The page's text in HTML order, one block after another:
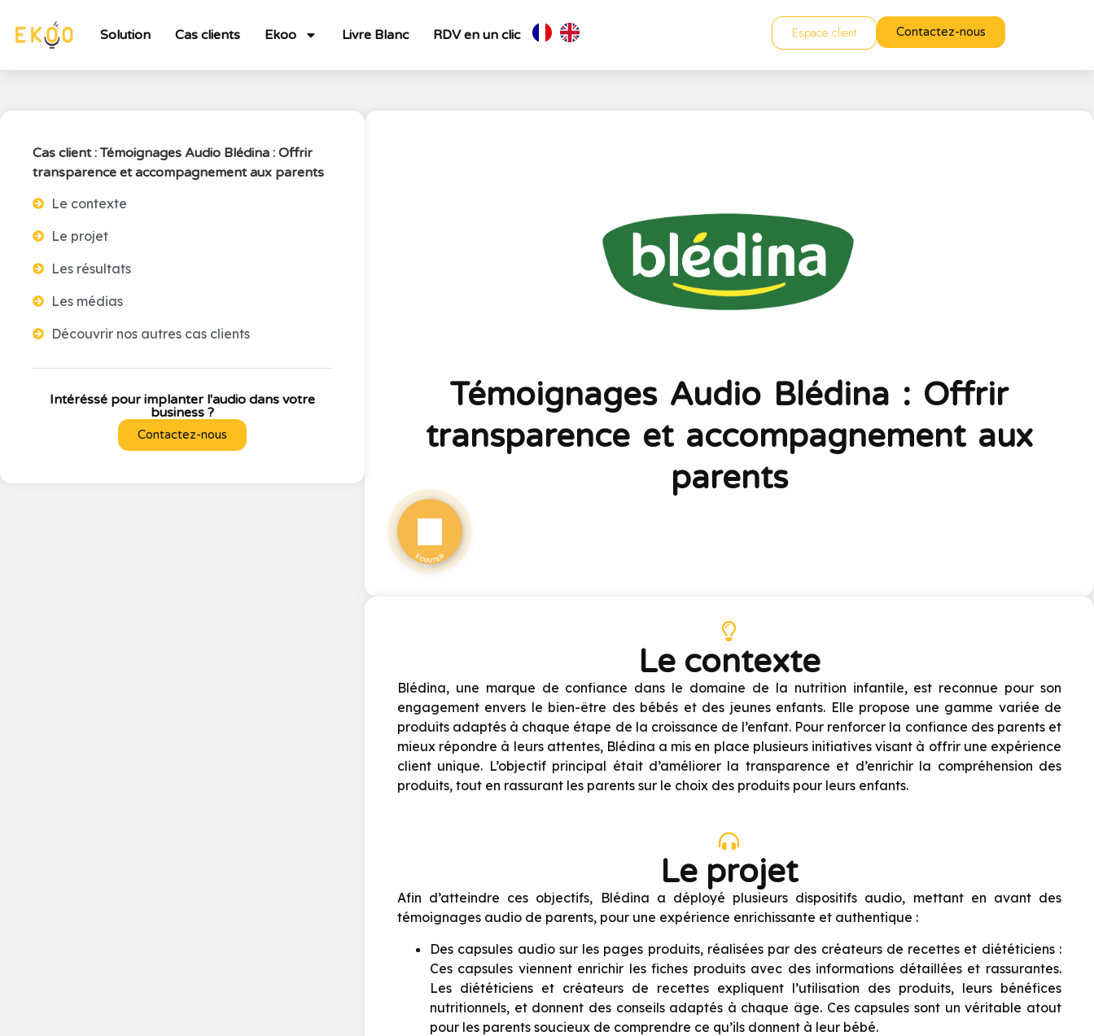
Solution Cas clients Ekoo Livre Blanc RDV en un clic Espace client Contactez-nous
Cas client : Témoignages Audio Blédina : Offrir
transparence et accompagnement aux parents
Le contexte
Le projet
Les résultats
Les médias
Découvrir nos autres cas clients
Intéréssé pour implanter l'audio dans votre
business ?
Contactez-nous
Témoignages Audio Blédina : Offrir
transparence et accompagnement aux
parents
Le contexte
Blédina, une marque de confiance dans le domaine de la nutrition infantile, est reconnue pour son
engagement envers le bien-être des bébés et des jeunes enfants. Elle propose une gamme variée de
produits adaptés à chaque étape de la croissance de l’enfant. Pour renforcer la confiance des parents et
mieux répondre à leurs attentes, Blédina a mis en place plusieurs initiatives visant à offrir une expérience
client unique. L’objectif principal était d’améliorer la transparence et d’enrichir la compréhension des
produits, tout en rassurant les parents sur le choix des produits pour leurs enfants.
Le projet
Afin d’atteindre ces objectifs, Blédina a déployé plusieurs dispositifs audio, mettant en avant des
témoignages audio de parents, pour une expérience enrichissante et authentique :
Des capsules audio sur les pages produits, réalisées par des créateurs de recettes et diététiciens :
Ces capsules viennent enrichir les fiches produits avec des informations détaillées et rassurantes.
Les diététiciens et créateurs de recettes expliquent l’utilisation des produits, leurs bénéfices
nutritionnels, et donnent des conseils adaptés à chaque âge. Ces capsules sont un véritable atout
pour les parents soucieux de comprendre ce qu’ils donnent à leur bébé.